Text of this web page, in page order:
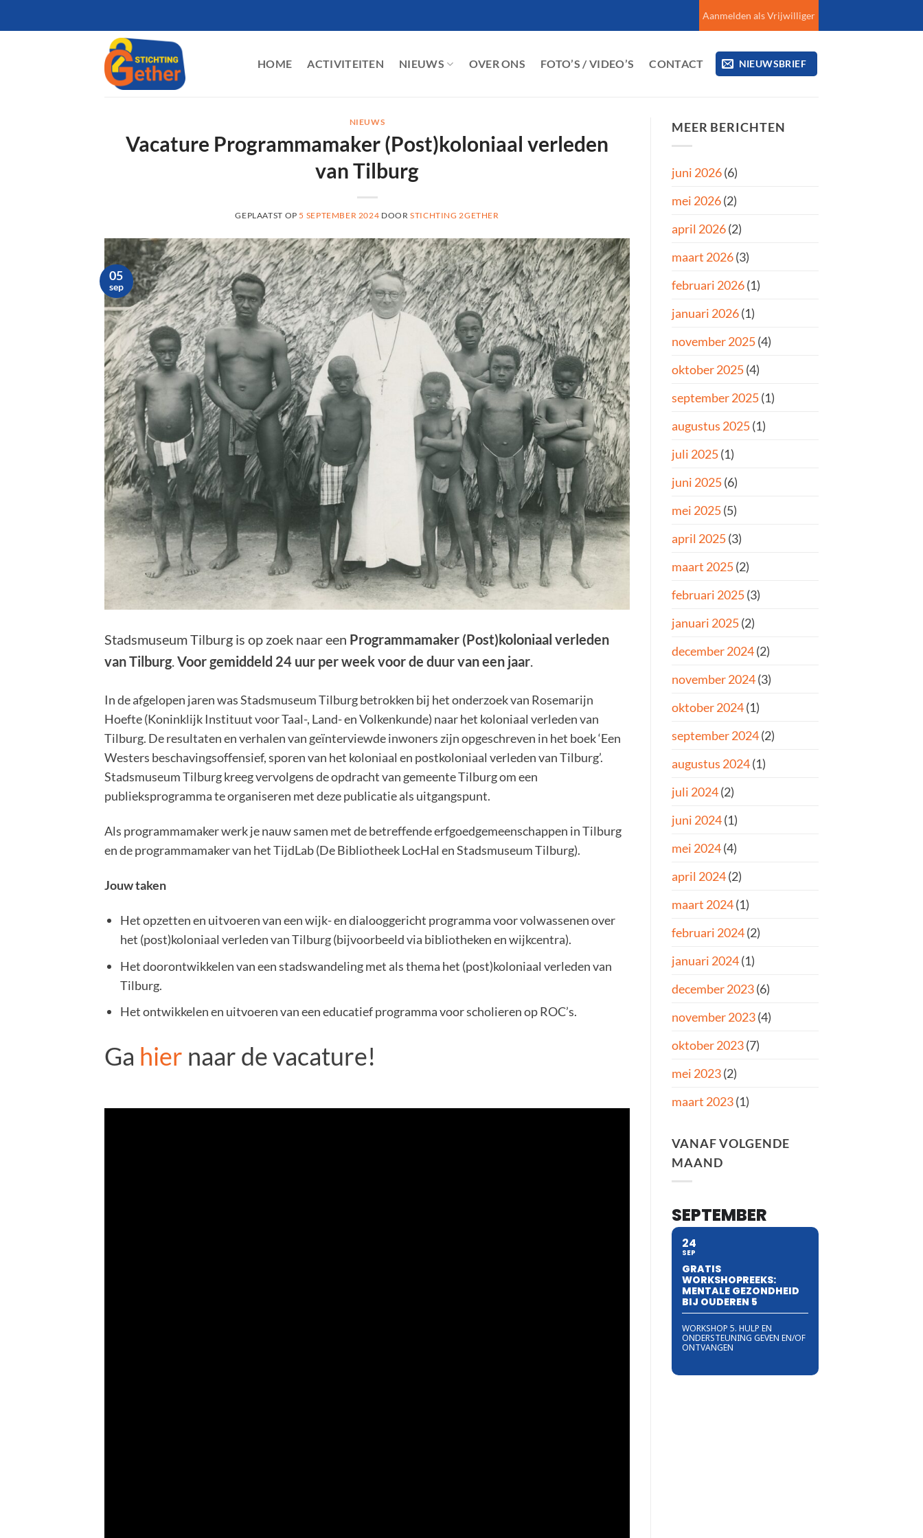
naar
Aanmelden als Vrijwilliger
HOME ACTIVITEITEN NIEUWS OVER ONS FOTO’S / VIDEO’S CONTACT NIEUWSBRIEF
NIEUWS
Vacature Programmamaker (Post)koloniaal verleden
van Tilburg
GEPLAATST OP 5 SEPTEMBER 2024 DOORSTICHTING 2GETHER
05
sep
Stadsmuseum Tilburg is op zoek naar een Programmamaker (Post)koloniaal verleden
van Tilburg.Voor gemiddeld 24 uur per week voor de duur van een jaar.
In de afgelopen jaren was Stadsmuseum Tilburg betrokken bij het onderzoek van Rosemarijn
Hoefte (Koninklijk Instituut voor Taal-, Land- en Volkenkunde) naar het koloniaal verleden van
Tilburg. De resultaten en verhalen van geïnterviewde inwoners zijn opgeschreven in het boek ‘Een
Westers beschavingsoffensief, sporen van het koloniaal en postkoloniaal verleden van Tilburg’.
Stadsmuseum Tilburg kreeg vervolgens de opdracht van gemeente Tilburg om een
publieksprogramma te organiseren met deze publicatie als uitgangspunt.
Als programmamaker werk je nauw samen met de betreffende erfgoedgemeenschappen in Tilburg
en de programmamaker van het TijdLab (De Bibliotheek LocHal en Stadsmuseum Tilburg).
Jouw taken
Het opzetten en uitvoeren van een wijk- en dialooggericht programma voor volwassenen over
het (post)koloniaal verleden van Tilburg (bijvoorbeeld via bibliotheken en wijkcentra).
Het doorontwikkelen van een stadswandeling met als thema het (post)koloniaal verleden van
Tilburg.
Het ontwikkelen en uitvoeren van een educatief programma voor scholieren op ROC’s.
Ga hier naar de vacature!
MEER BERICHTEN
juni 2026(6)
mei 2026(2)
april 2026(2)
maart 2026(3)
februari 2026(1)
januari 2026(1)
november 2025(4)
oktober 2025(4)
september 2025(1)
augustus 2025(1)
juli 2025(1)
juni 2025(6)
mei 2025(5)
april 2025(3)
maart 2025(2)
februari 2025(3)
januari 2025(2)
december 2024(2)
november 2024(3)
oktober 2024(1)
september 2024(2)
augustus 2024(1)
juli 2024(2)
juni 2024(1)
mei 2024(4)
april 2024(2)
maart 2024(1)
februari 2024(2)
januari 2024(1)
december 2023(6)
november 2023(4)
oktober 2023(7)
mei 2023(2)
maart 2023(1)
VANAF VOLGENDE
MAAND
SEPTEMBER
24
SEP
GRATIS
WORKSHOPREEKS:
MENTALE GEZONDHEID
BIJ OUDEREN 5
WORKSHOP 5. HULP EN
ONDERSTEUNING GEVEN EN/OF
ONTVANGEN